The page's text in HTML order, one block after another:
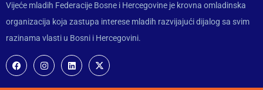
Vijeće mladih Federacije Bosne i Hercegovine je krovna omladinska
organizacija koja zastupa interese mladih razvijajući dijalog sa svim
razinama vlasti u Bosni i Hercegovini.